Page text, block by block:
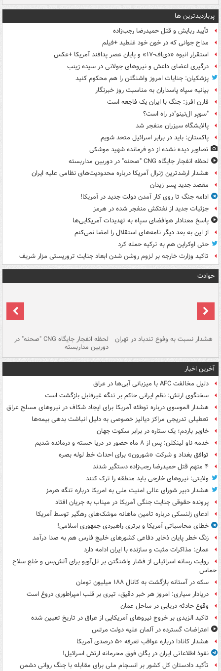
پربازدیدترین ها
تأیید ربایش و قتل حمیدرضا رجب‌زاده
مداح جوانی که در خون خود غلطید +فیلم
استقرار انبوه «دی‌اف‑۱۷» و پایان عصر پدافند آمریکا +عکس
درگیری اعضای داعش و نیروهای جولانی در سیده زینب
پزشکیان: جنایات امروز واشنگتن را هم محکوم کنید
بیانیه سپاه پاسداران به مناسبت روز خبرنگار
فارن افرز: جنگ با ایران یک فاجعه است
"سوپر ال‌نینو"در راه است؟
پالایشگاه سیزران منفجر شد
پاکستان: باید در برابر اسرائیل متحد شویم
تصاویر دیده‌ نشده از دو فرمانده شهید موشکی
لحظه انفجار جایگاه CNG "صحنه" در دوربین مداربسته
هشدار ارشدترین ژنرال آمریکا درباره محدودیت‌های نظامی علیه ایران
مقصد جدید پسر زیدان
ادامه جنگ تا روی کار آمدن دولت جدید در آمریکا!
جزئیات جدید از نفتکش منفجر شده در هرمز
پاسخ معنادار هوافضای سپاه به تهدیدات آمریکایی‌ها
از این به بعد دیگر نامه‌های استقلال را امضا نمی‌کنم
حتی اوکراین هم به ترکیه حمله کرد
تاکید وزارت خارجه بر لزوم روشن شدن ابعاد جنایت تروریستی مزار شریف
حوادث
هشدار نسبت به وفوع تندباد در تهران لحظه انفجار جایگاه CNG "صحنه" در
دوربین مداربسته
آخرین اخبار
دلیل مخالفت AFC با میزبانی آبی‌ها در عراق
سخنگوی ارتش: نظم ایرانی حاکم بر تنگه غیرقابل بازگشت است
هشدار الموسوی درباره توطئه آمریکا برای ایجاد شکاف در نیروهای مسلح عراق
تعطیلی تدریجی مراکز دیالیز خصوصی به دلیل انباشت بدهی بیمه‌ها
خاویر باردم؛ یک ستاره در برابر سکوت جهان
خدمه ناو لینکلن: پس از ۸ ماه حضور در دریا خسته و درمانده‌ شدیم
توافق بغداد و شرکت «شورون» برای احداث خط لوله بصره
۴ متهم قتل حمیدرضا رجب‌زاده دستگیر شدند
ولایتی: نیروهای خارجی باید منطقه را ترک کنند
هشدار دبیر شورای عالی امنیت ملی به امریکا درباره تنگه هرمز
پرونده حقوقی جنایت جنگی آمریکا در میناب به جریان افتاد
ادعای زلنسکی درباره تامین ماهانه موشک‌های رهگیر توسط آمریکا
خطای محاسباتی آمریکا و برتری راهبردی جمهوری اسلامی!
زنگ خطر پایان ذخایر دفاعی کشورهای خلیج فارس هم به صدا درآمد
عمان: مذاکرات مثبت و سازنده با ایران ادامه دارد
روایت رسانه اسرائیلی از فشار واشنگتن بر تل‌آویو برای آتش‌بس و خلع سلاح
حماس
سکه در آستانه بازگشت به کانال ۱۸۸ میلیون تومان
دریادار سیاری: امروز هر خبر دقیق، تیری بر قلب امپراطوری دروغ است
وقوع حادثه دریایی در ساحل عمان
تاکید الزیدی بر خروج نیروهای آمریکایی از عراق در تاریخ تعیین شده
اعتراضات گسترده در آلمان علیه دولت مرتس
هشدار کانادا درباره عواقب تعرفه ۵۰ درصدی آمریکا
نفوذ اطلاعاتی ایران در یگان فوق محرمانه ارتش اسرائیل!
تأکید دادستان کل کشور بر انسجام ملی برای مقابله با جنگ روانی دشمن